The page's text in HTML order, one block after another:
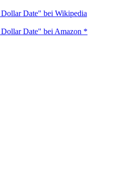
Date" bei Wikipedia
Date" bei Amazon *